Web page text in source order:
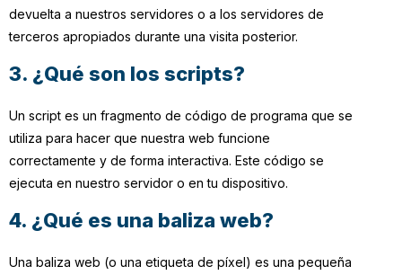
devuelta a nuestros servidores o a los servidores de
terceros apropiados durante una visita posterior.
3. ¿Qué son los scripts?
Un script es un fragmento de código de programa que se
utiliza para hacer que nuestra web funcione
correctamente y de forma interactiva. Este código se
ejecuta en nuestro servidor o en tu dispositivo.
4. ¿Qué es una baliza web?
Una baliza web (o una etiqueta de píxel) es una pequeña